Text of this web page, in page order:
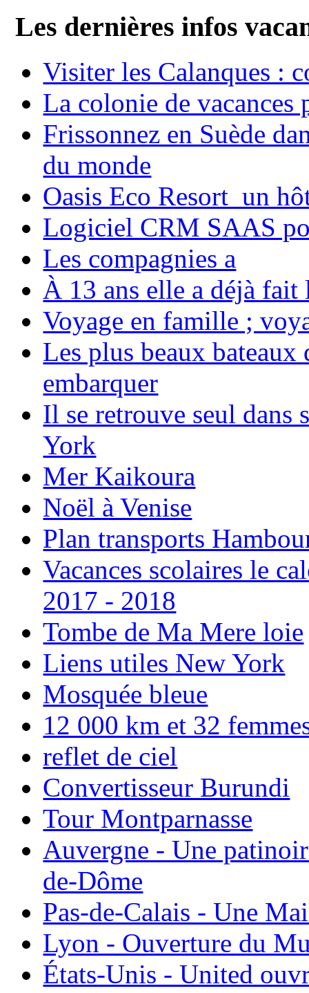
Les dernières infos
Visiter les Calanques :
La colonie de vacances
Frissonnez en Suède
du monde
Oasis Eco Resort un
Logiciel CRM SAAS
Les compagnies a
À 13 ans elle a déjà
Voyage en famille ;
Les plus beaux bateaux
embarquer
Il se retrouve seul dans
York
Mer Kaikoura
Noël à Venise
Plan transports
Vacances scolaires le
2017 - 2018
Tombe de Ma Mere loie
Liens utiles New York
Mosquée bleue
12 000 km et 32
reflet de ciel
Convertisseur Burundi
Tour Montparnasse
Auvergne - Une
de-Dôme
Pas-de-Calais - Une
Lyon - Ouverture du
États-Unis - United